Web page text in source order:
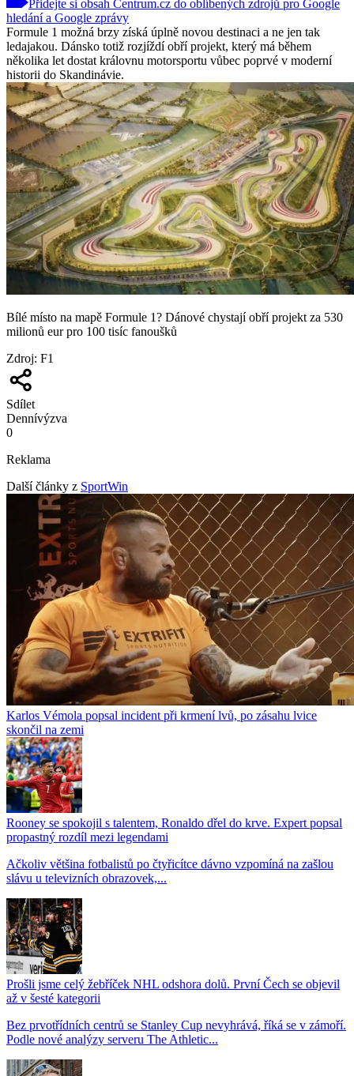
Přidejte si obsah Centrum.cz do oblíbených zdrojů pro Google
hledání a Google zprávy
Formule 1 možná brzy získá úplně novou destinaci a ne jen tak
ledajakou. Dánsko totiž rozjíždí obří projekt, který má během
několika let dostat královnu motorsportu vůbec poprvé v moderní
historii do Skandinávie.
Bílé místo na mapě Formule 1? Dánové chystají obří projekt za 530
milionů eur pro 100 tisíc fanoušků
Zdroj: F1
Sdílet
Dennívýzva
0
Reklama
Další články z SportWin
Karlos Vémola popsal incident při krmení lvů, po zásahu lvice
skončil na zemi
Rooney se spokojil s talentem, Ronaldo dřel do krve. Expert popsal
propastný rozdíl mezi legendami
Ačkoliv většina fotbalistů po čtyřicítce dávno vzpomíná na zašlou
slávu u televizních obrazovek,...
Prošli jsme celý žebříček NHL odshora dolů. První Čech se objevil
až v šesté kategorii
Bez prvotřídních centrů se Stanley Cup nevyhrává, říká se v zámoří.
Podle nové analýzy serveru The Athletic...